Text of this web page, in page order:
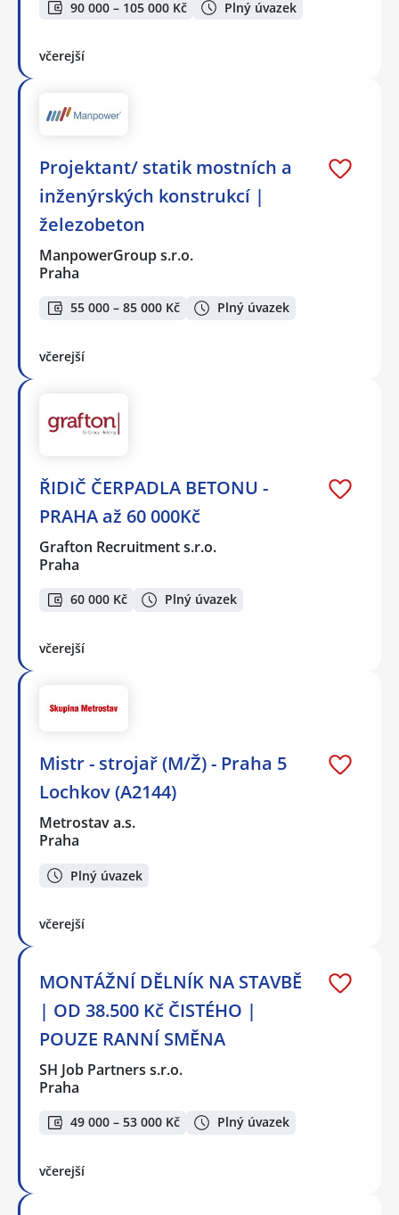
90 000 – 105 000 Kč Plný úvazek
včerejší
Projektant/ statik mostních a
inženýrských konstrukcí |
železobeton
ManpowerGroup s.r.o.
Praha
55 000 – 85 000 Kč Plný úvazek
včerejší
ŘIDIČ ČERPADLA BETONU -
PRAHA až 60 000Kč
Grafton Recruitment s.r.o.
Praha
60 000 Kč Plný úvazek
včerejší
Mistr - strojař (M/Ž) - Praha 5
Lochkov (A2144)
Metrostav a.s.
Praha
Plný úvazek
včerejší
MONTÁŽNÍ DĚLNÍK NA STAVBĚ
| OD 38.500 Kč ČISTÉHO |
POUZE RANNÍ SMĚNA
SH Job Partners s.r.o.
Praha
49 000 – 53 000 Kč Plný úvazek
včerejší